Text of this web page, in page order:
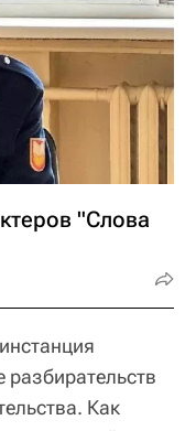
"Слова
разбирательств
Как